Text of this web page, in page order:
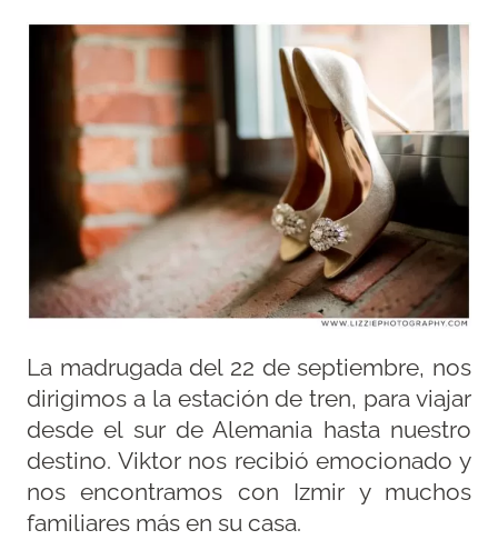
La madrugada del 22 de septiembre, nos
dirigimos a la estación de tren, para viajar
desde el sur de Alemania hasta nuestro
destino. Viktor nos recibió emocionado y
nos encontramos con Izmir y muchos
familiares más en su casa.